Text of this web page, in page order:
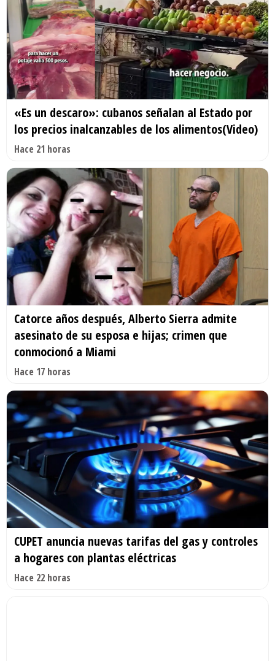
«Es un descaro»: cubanos señalan al Estado por
los precios inalcanzables de los alimentos(Video)
Hace 21 horas
Catorce años después, Alberto Sierra admite
asesinato de su esposa e hijas; crimen que
conmocionó a Miami
Hace 17 horas
CUPET anuncia nuevas tarifas del gas y controles
a hogares con plantas eléctricas
Hace 22 horas